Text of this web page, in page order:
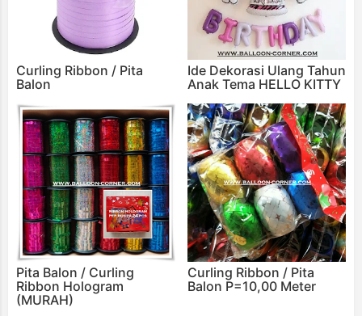
Curling Ribbon / Pita
Balon
Ide Dekorasi Ulang Tahun
Anak Tema HELLO KITTY
Pita Balon / Curling
Ribbon Hologram
(MURAH)
Curling Ribbon / Pita
Balon P=10,00 Meter